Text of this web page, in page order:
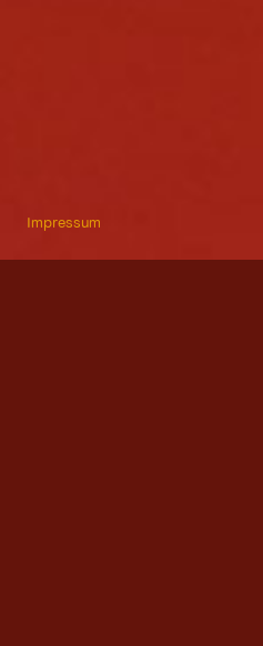
Impressum